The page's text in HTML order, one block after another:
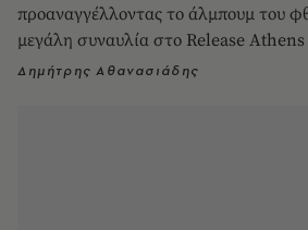
προαναγγέλλοντας το άλμπουμ του
μεγάλη συναυλία στο Release Athens
Δημήτρης Αθανασιάδης